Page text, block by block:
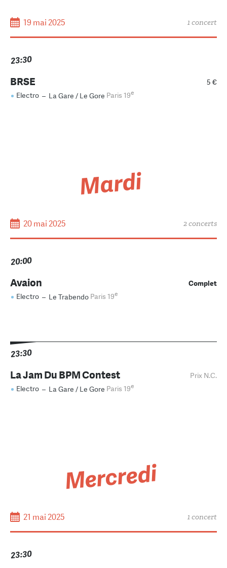
19 mai 2025 1 concert
23:30
5 €
BRSE
Electro – La Gare / Le Gore Paris 19e
Mardi
20 mai 2025 2 concerts
20:00
Complet
Avaion
Electro – Le Trabendo Paris 19e
23:30
Prix N.C.
La Jam Du BPM Contest
Electro – La Gare / Le Gore Paris 19e
Mercredi
21 mai 2025 1 concert
23:30